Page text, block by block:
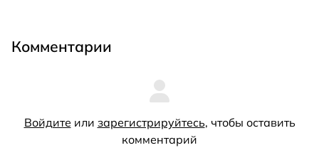
Комментарии
Войдите или зарегистрируйтесь, чтобы оставить
комментарий